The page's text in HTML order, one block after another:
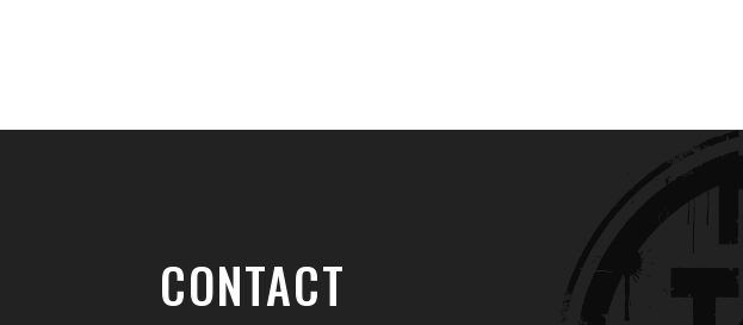
CONTACT